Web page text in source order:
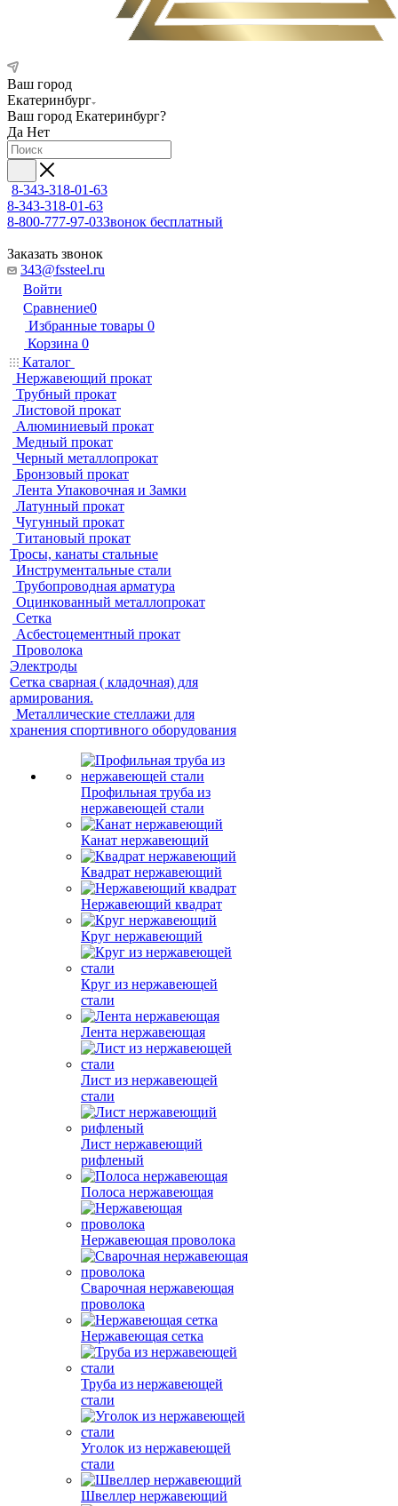
Ваш город
Екатеринбург
Ваш город Екатеринбург?
Да Нет
8-343-318-01-63
8-343-318-01-63
8-800-777-97-03Звонок бесплатный
Заказать звонок
343@fssteel.ru
Войти
Сравнение0
Избранные товары 0
Корзина 0
Каталог
Нержавеющий прокат
Трубный прокат
Листовой прокат
Алюминиевый прокат
Медный прокат
Черный металлопрокат
Бронзовый прокат
Лента Упаковочная и Замки
Латунный прокат
Чугунный прокат
Титановый прокат
Тросы, канаты стальные
Инструментальные стали
Трубопроводная арматура
Оцинкованный металлопрокат
Сетка
Асбестоцементный прокат
Проволока
Электроды
Сетка сварная ( кладочная) для
армирования.
Металлические стеллажи для
хранения спортивного оборудования
Профильная труба из
нержавеющей стали
Канат нержавеющий
Квадрат нержавеющий
Нержавеющий квадрат
Круг нержавеющий
Круг из нержавеющей
стали
Лента нержавеющая
Лист из нержавеющей
стали
Лист нержавеющий
рифленый
Полоса нержавеющая
Нержавеющая проволока
Сварочная нержавеющая
проволока
Нержавеющая сетка
Труба из нержавеющей
стали
Уголок из нержавеющей
стали
Швеллер нержавеющий